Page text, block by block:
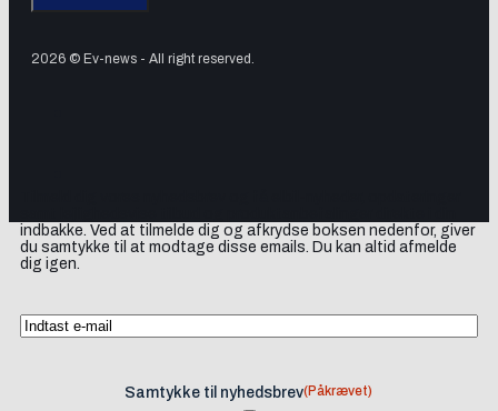
2026 © Ev-news - All right reserved.
indbakke. Ved at tilmelde dig og afkrydse boksen nedenfor, giver
du samtykke til at modtage disse emails. Du kan altid afmelde
dig igen.
Samtykke til nyhedsbrev(Påkrævet)